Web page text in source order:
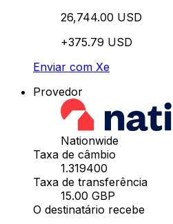
26,744.00 USD
+375.79 USD
Enviar com Xe
Provedor
Nationwide
Taxa de câmbio
1.319400
Taxa de transferência
15.00 GBP
O destinatário recebe